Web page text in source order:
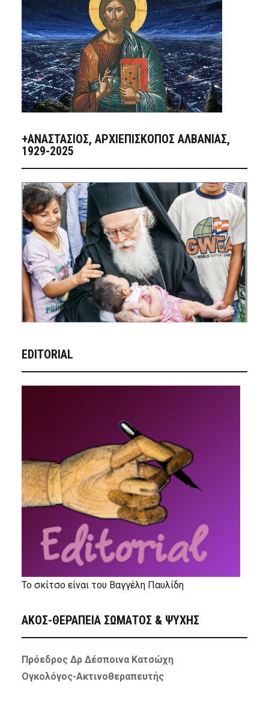
+ΑΝΑΣΤΆΣΙΟΣ, ΑΡΧΙΕΠΊΣΚΟΠΟΣ ΑΛΒΑΝΊΑΣ,
1929-2025
EDITORIAL
Το σκίτσο είναι του Βαγγέλη Παυλίδη
ΑΚΟΣ-ΘΕΡΑΠΕΙΑ ΣΩΜΑΤΟΣ & ΨΥΧΗΣ
Πρόεδρος Δρ Δέσποινα Κατσώχη
Ογκολόγος-Ακτινοθεραπευτής